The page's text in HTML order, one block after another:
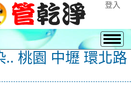
登入
.. 桃園 中壢 環北路